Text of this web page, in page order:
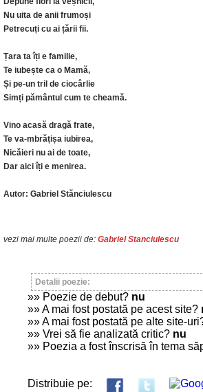
Nu uita de anii frumoși
Petrecuți cu ai țării fii.
Țara ta îți e familie,
Te iubește ca o Mamă,
Și pe-un tril de ciocârlie
Simți pământul cum te cheamă.
Vino acasă dragă frate,
Te va-mbrățișa iubirea,
Nicăieri nu ai de toate,
Dar aici îți e menirea.
Autor: Gabriel Stănciulescu
vezi mai multe poezii de: Gabriel Stanciulescu
Detalii poezie:
»» Poezie de debut? nu
»» A mai fost postată pe acest site?
»» A mai fost postată pe alte site-
»» Vrei să fie analizată critic? nu
»» Poezia a fost înscrisă în tema
Distribuie pe: